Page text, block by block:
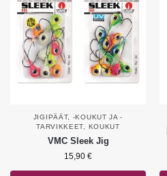
JIGIPÄÄT, -KOUKUT JA -
TARVIKKEET, KOUKUT
VMC Sleek Jig
15,90 €